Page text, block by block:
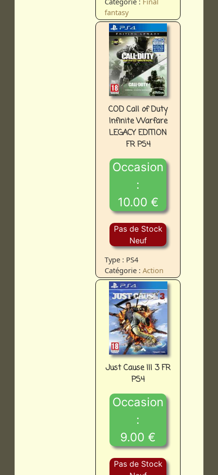
fantasy
COD Call of Duty
Infinite Warfare
LEGACY EDITION
FR PS4
Occasion
:
10.00 €
Pas de Stock
Neuf
Type : PS4
Catégorie :Action
Just Cause III 3 FR
PS4
Occasion
:
9.00 €
Pas de Stock